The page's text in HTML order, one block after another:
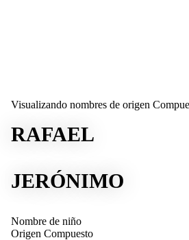
Visualizando nombres de origen
RAFAEL
JERÓNIMO
Nombre de niño
Origen Compuesto